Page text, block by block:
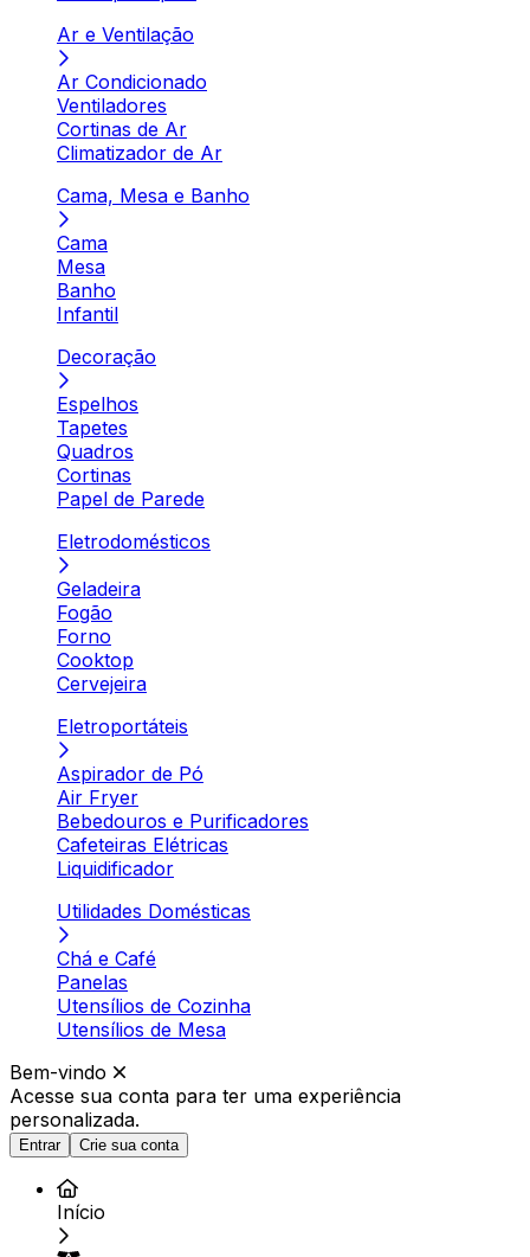
Ar e Ventilação
Ar Condicionado
Ventiladores
Cortinas de Ar
Climatizador de Ar
Cama, Mesa e Banho
Cama
Mesa
Banho
Infantil
Decoração
Espelhos
Tapetes
Quadros
Cortinas
Papel de Parede
Eletrodomésticos
Geladeira
Fogão
Forno
Cooktop
Cervejeira
Eletroportáteis
Aspirador de Pó
Air Fryer
Bebedouros e Purificadores
Cafeteiras Elétricas
Liquidificador
Utilidades Domésticas
Chá e Café
Panelas
Utensílios de Cozinha
Utensílios de Mesa
Bem-vindo
Acesse sua conta para ter uma experiência
personalizada.
Entrar Crie sua conta
Início